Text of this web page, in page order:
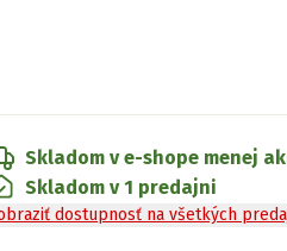
Skladom v e-shope menej
Skladom v 1 predajni
dostupnosť na všetkých